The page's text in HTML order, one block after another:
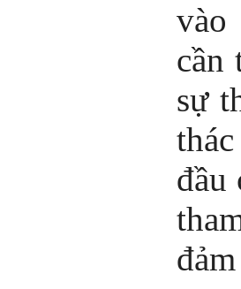
cần
sự
đầu